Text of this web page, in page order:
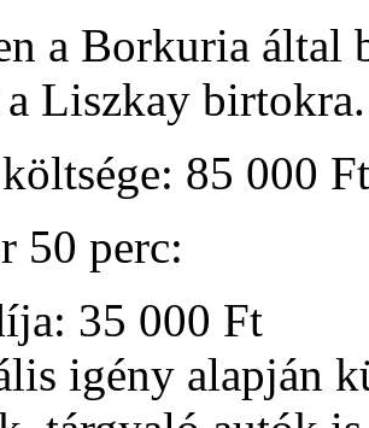
a Borkuria
a Liszkay
85 000
50 perc:
35 000 Ft
igény alapján